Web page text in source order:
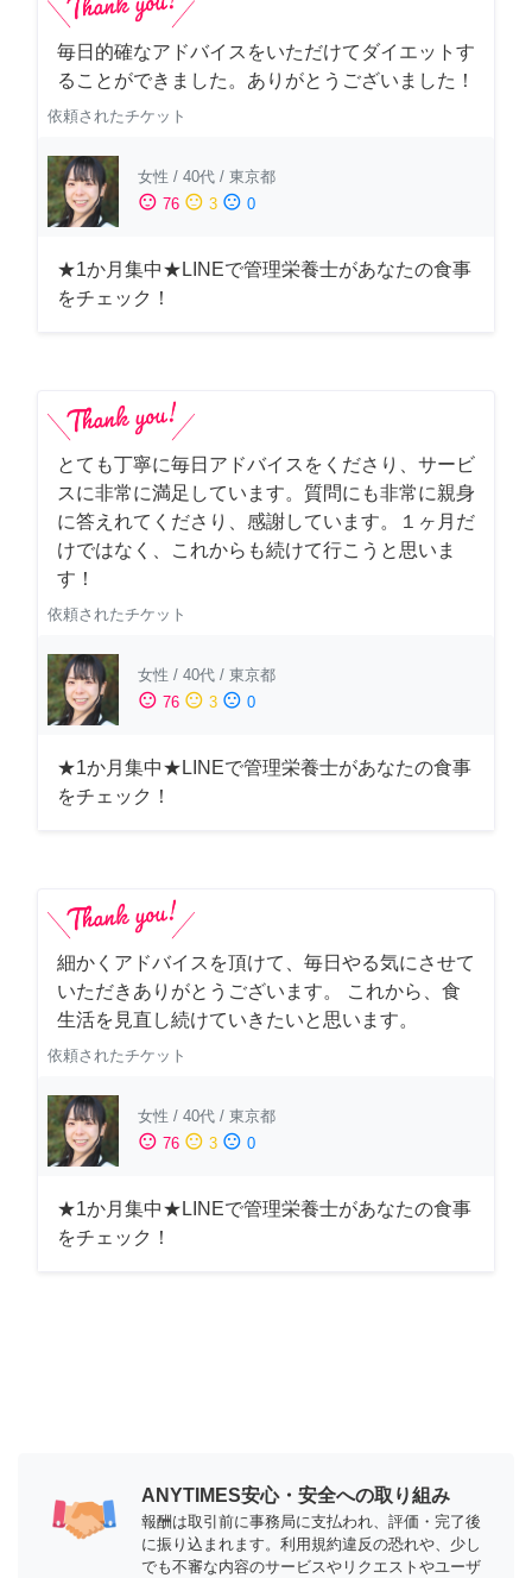
毎日的確なアドバイスをいただけてダイエットす
ることができました。ありがとうございました！
依頼されたチケット
女性 / 40代 / 東京都
sentiment_satisfied 76 sentiment_neutral 3 sentiment_dissatisfied 0
★1か月集中★LINEで管理栄養士があなたの食事
をチェック！
とても丁寧に毎日アドバイスをくださり、サービ
スに非常に満足しています。質問にも非常に親身
に答えれてくださり、感謝しています。１ヶ月だ
けではなく、これからも続けて行こうと思いま
す！
依頼されたチケット
女性 / 40代 / 東京都
sentiment_satisfied 76 sentiment_neutral 3 sentiment_dissatisfied 0
★1か月集中★LINEで管理栄養士があなたの食事
をチェック！
細かくアドバイスを頂けて、毎日やる気にさせて
いただきありがとうございます。 これから、食
生活を見直し続けていきたいと思います。
依頼されたチケット
女性 / 40代 / 東京都
sentiment_satisfied 76 sentiment_neutral 3 sentiment_dissatisfied 0
★1か月集中★LINEで管理栄養士があなたの食事
をチェック！
ANYTIMES安心・安全への取り組み
報酬は取引前に事務局に支払われ、評価・完了後
に振り込まれます。利用規約違反の恐れや、少し
でも不審な内容のサービスやリクエストやユーザ